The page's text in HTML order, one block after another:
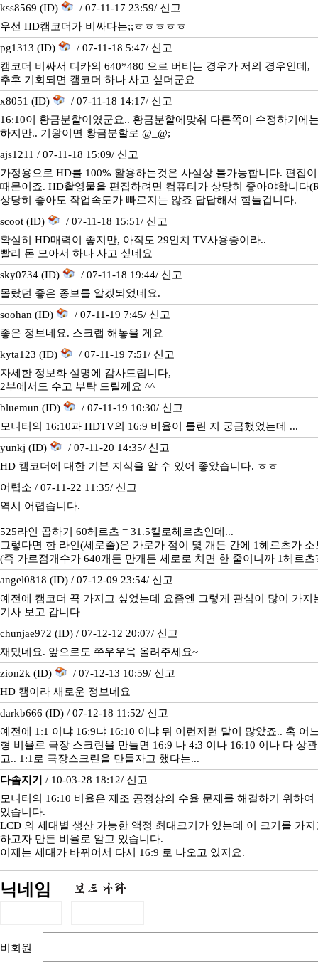
kss8569 (ID)
/ 07-11-17 23:59/ 신고
우선 HD캠코더가 비싸다는;;ㅎㅎㅎㅎㅎ
pg1313 (ID)
/ 07-11-18 5:47/ 신고
캠코더 비싸서 디카의 640*480 으로 버티는 경우가 저의 경우인데,
추후 기회되면 캠코더 하나 사고 싶더군요
x8051 (ID)
/ 07-11-18 14:17/ 신고
16:10이 황금분할이였군요.. 황금분할에맞춰 다른쪽이 수정하기에
하지만.. 기왕이면 황금분할로 @_@;
ajs1211 / 07-11-18 15:09/ 신고
가정용으로 HD를 100% 활용하는것은 사실상 불가능합니다. 편집
때문이죠. HD촬영물을 편집하려면 컴퓨터가 상당히 좋아야합니다
상당히 좋아도 작업속도가 빠르지는 않죠 답답해서 힘들겁니다.
scoot (ID)
/ 07-11-18 15:51/ 신고
확실히 HD매력이 좋지만, 아직도 29인치 TV사용중이라..
빨리 돈 모아서 하나 사고 싶네요
sky0734 (ID)
/ 07-11-18 19:44/ 신고
몰랐던 좋은 종보를 알겠되었네요.
soohan (ID)
/ 07-11-19 7:45/ 신고
좋은 정보네요. 스크랩 해놓을 게요
kyta123 (ID)
/ 07-11-19 7:51/ 신고
자세한 정보화 설명에 감사드립니다,
2부에서도 수고 부탁 드릴께요 ^^
bluemun (ID)
/ 07-11-19 10:30/ 신고
모니터의 16:10과 HDTV의 16:9 비율이 틀린 지 궁금했었는데 ...
yunkj (ID)
/ 07-11-20 14:35/ 신고
HD 캠코더에 대한 기본 지식을 알 수 있어 좋았습니다. ㅎㅎ
어렵소 / 07-11-22 11:35/ 신고
역시 어렵습니다.
525라인 곱하기 60헤르츠 = 31.5킬로헤르츠인데...
그렇다면 한 라인(세로줄)은 가로가 점이 몇 개든 간에 1헤르츠가
(즉 가로점개수가 640개든 만개든 세로로 치면 한 줄이니까 1헤르츠
angel0818 (ID) / 07-12-09 23:54/ 신고
예전에 캠코더 꼭 가지고 싶었는데 요즘엔 그렇게 관심이 많이 가지
기사 보고 갑니다
chunjae972 (ID) / 07-12-12 20:07/ 신고
재밌네요. 앞으로도 쭈우우욱 올려주세요~
zion2k (ID)
/ 07-12-13 10:59/ 신고
HD 캠이라 새로운 정보네요
darkb666 (ID) / 07-12-18 11:52/ 신고
예전에 1:1 이냐 16:9냐 16:10 이냐 뭐 이런저런 말이 많았죠.. 혹 어
형 비율로 극장 스크린을 만들면 16:9 나 4:3 이나 16:10 이나 다 상
고.. 1:1로 극장스크린을 만들자고 했다는...
다솜지기
/ 10-03-28 18:12/ 신고
모니터의 16:10 비율은 제조 공정상의 수율 문제를 해결하기 위하
있습니다.
LCD 의 세대별 생산 가능한 액정 최대크기가 있는데 이 크기를 가
하고자 만든 비율로 알고 있습니다.
이제는 세대가 바뀌어서 다시 16:9 로 나오고 있지요.
닉네임
비회원